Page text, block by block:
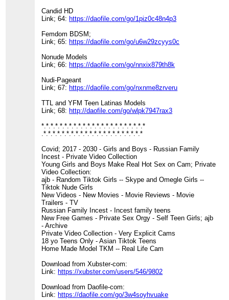
Candid HD
Link; 64: https://daofile.com/go/1piz0c48n4p3
Femdom BDSM;
Link; 65: https://daofile.com/go/u6w29zcyys0c
Nonude Models
Link; 66: https://daofile.com/go/nnxix879th8k
Nudi-Pageant
Link; 67: https://daofile.com/go/nxnme8zrveru
TTL and YFM Teen Latinas Models
Link; 68: http://daofile.com/go/wlpk7947rax3
*.*.*.*.*.*.*.*.*.*.*.*.*.*.*.*.*.*.*.*.*.*.*
.*.*.*.*.*.*.*.*.*.*.*.*.*.*.*.*.*.*.*.*.*.*
Covid; 2017 - 2030 - Girls and Boys - Russian Family
Incest - Private Video Collection
Young Girls and Boys Make Real Hot Sex on Cam; Private
Video Collection:
ajb - Random Tiktok Girls -- Skype and Omegle Girls --
Tiktok Nude Girls
New Videos - New Movies - Movie Reviews - Movie
Trailers - TV
Russian Family Incest - Incest family teens
New Free Games - Private Sex Orgy - Self Teen Girls; ajb
- Archive
Private Video Collection - Very Explicit Cams
18 yo Teens Only - Asian Tiktok Teens
Home Made Model TKM -- Real Life Cam
Download from Xubster-com:
Link: https://xubster.com/users/546/9802
Download from Daofile-com:
Link: https://daofile.com/go/3w4soyhvuake